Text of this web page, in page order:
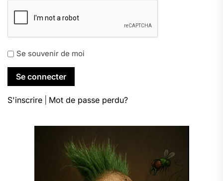
Se souvenir de moi
S'inscrire Mot de passe perdu?